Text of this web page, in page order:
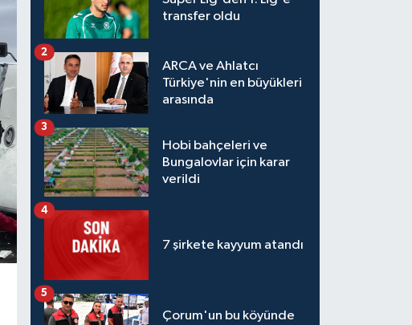
transfer oldu
ARCA ve Ahlatcı
Türkiye'nin en büyükleri
arasında
2
Hobi bahçeleri ve
Bungalovlar için karar
verildi
3
7 şirkete kayyum atandı
4
Çorum'un bu köyünde
5